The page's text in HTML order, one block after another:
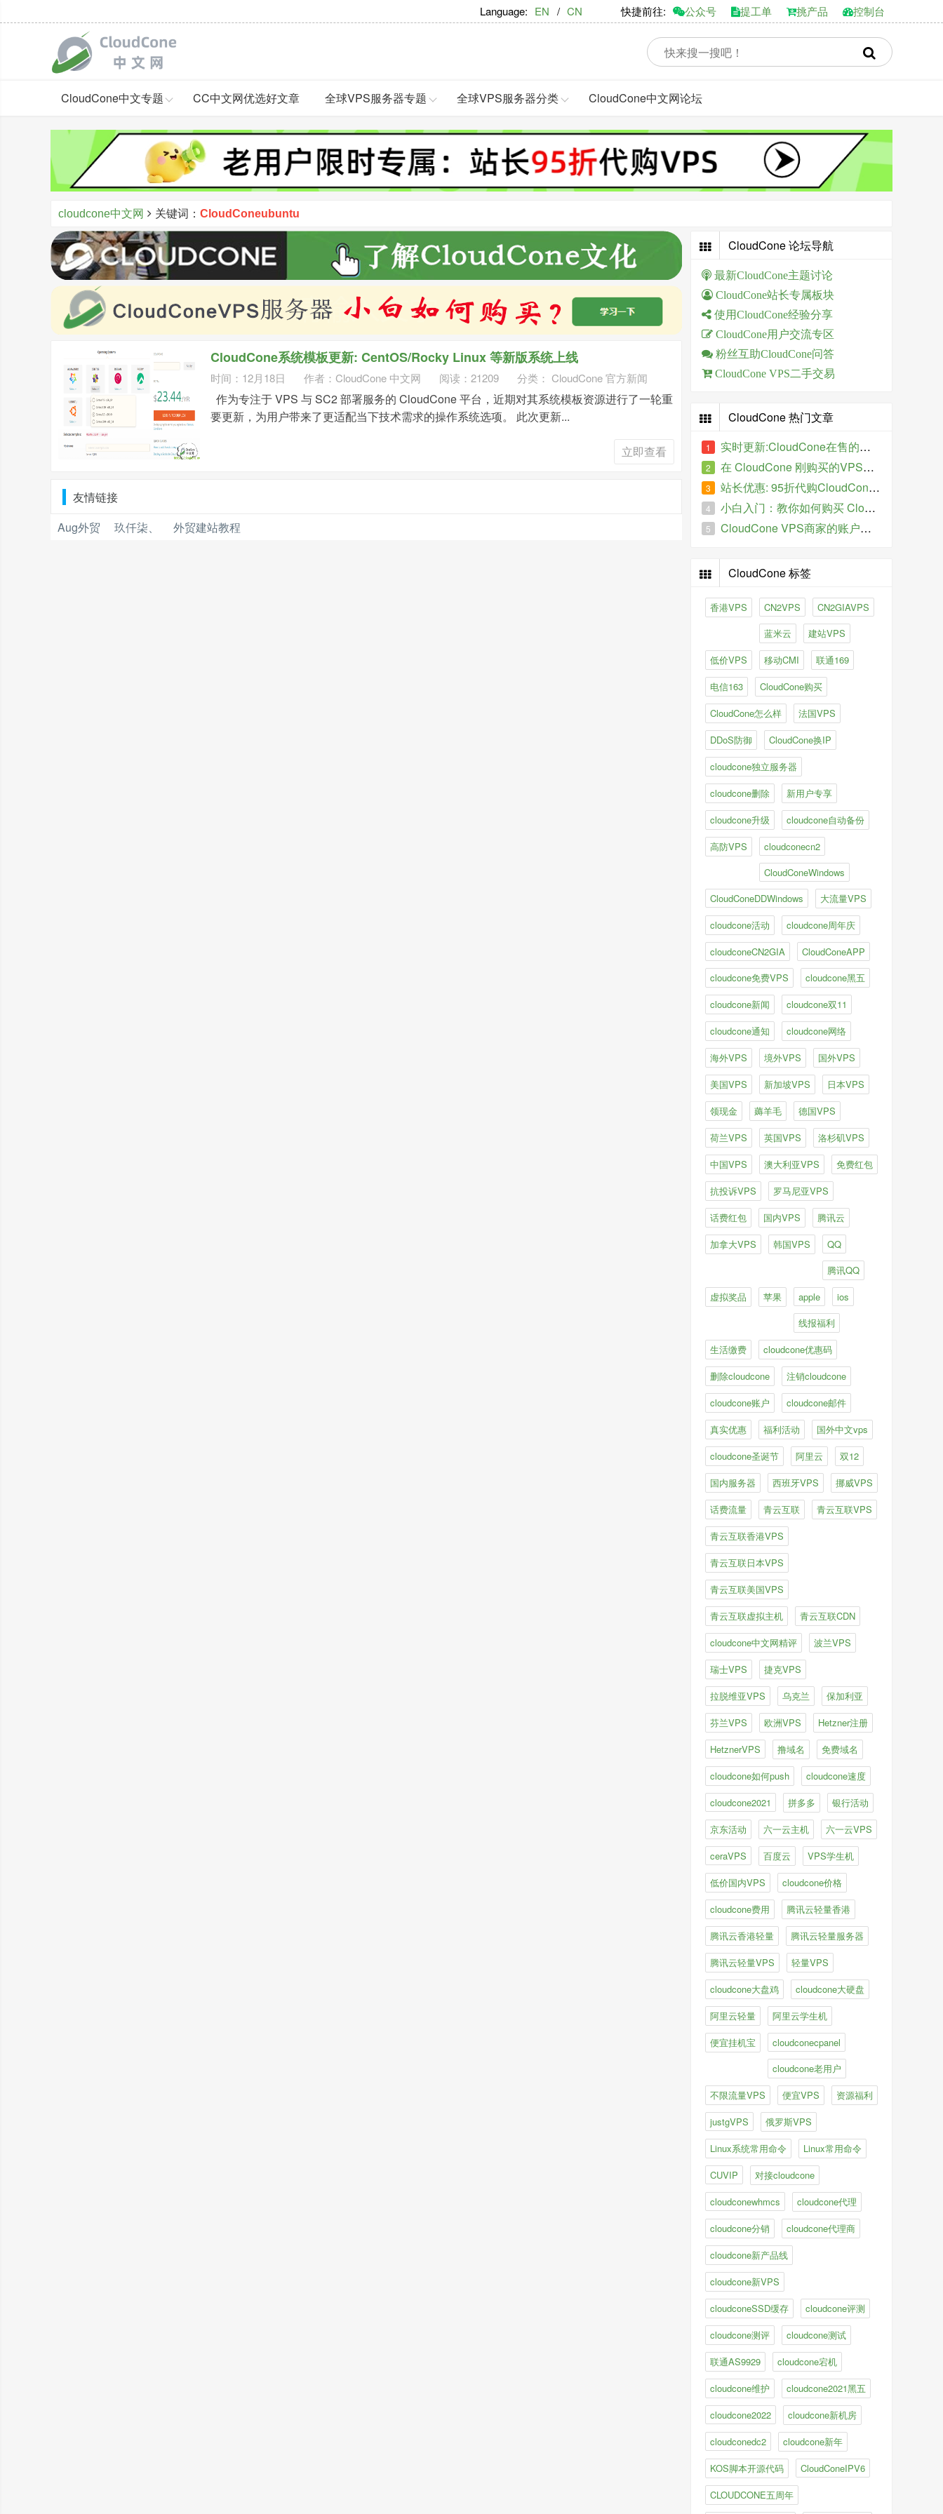
Language: EN / CN 快捷前往: 公众号 提工单 挑产品 控制台
CloudCone中文专题 CC中文网优选好文章 全球VPS服务器专题 全球VPS服务器分类 CloudCone中文网论坛
cloudcone中文网 关键词： CloudConeubuntu
CloudCone系统模板更新: CentOS/Rocky Linux 等新版系统上线
时间：12月18日 作者： CloudCone 中文网 阅读：21209 分类： CloudCone 官方新闻
作为专注于 VPS 与 SC2 部署服务的 CloudCone 平台，近期对其系统模板资源进行了一轮重
要更新，为用户带来了更适配当下技术需求的操作系统选项。 此次更新...
立即查看
友情链接
Aug外贸
玖仟柒、 外贸建站教程
CloudCone 论坛导航
最新CloudCone主题讨论
CloudCone站长专属板块
使用CloudCone经验分享
CloudCone用户交流专区
粉丝互助CloudCone问答
CloudCone VPS二手交易
CloudCone 热门文章
1 实时更新:CloudCone在售的特价VPS
2 在 CloudCone 刚购买的VPS服务器IP被墙了怎么办？
3 站长优惠: 95折代购CloudCone VPS
4 小白入门：教你如何购买 CloudCone 的VPS主机
5 CloudCone VPS商家的账户如何进行全额退款、提现操作？
CloudCone 标签
香港VPS CN2VPS
CN2GIAVPS
蓝米云
建站VPS
低价VPS
移动CMI
联通169
电信163
CloudCone购买
CloudCone怎么样
法国VPS
DDoS防御
CloudCone换IP
cloudcone独立服务器
cloudcone删除
新用户专享
cloudcone升级
cloudcone自动备份
高防VPS
cloudconecn2
CloudConeWindows
CloudConeDDWindows
大流量VPS
cloudcone活动
cloudcone周年庆
cloudconeCN2GIA
CloudConeAPP
cloudcone免费VPS
cloudcone黑五
cloudcone新闻
cloudcone双11
cloudcone通知
cloudcone网络
海外VPS
境外VPS
国外VPS
美国VPS
新加坡VPS
日本VPS
领现金
薅羊毛
德国VPS
荷兰VPS
英国VPS
洛杉矶VPS
中国VPS
澳大利亚VPS
免费红包
抗投诉VPS
罗马尼亚VPS
话费红包
国内VPS
腾讯云
加拿大VPS
韩国VPS
QQ
腾讯QQ
虚拟奖品
苹果 apple
ios
线报福利
生活缴费
cloudcone优惠码
删除cloudcone
注销cloudcone
cloudcone账户
cloudcone邮件
真实优惠
福利活动
国外中文vps
cloudcone圣诞节
阿里云
双12
国内服务器
西班牙VPS
挪威VPS
话费流量
青云互联
青云互联VPS
青云互联香港VPS
青云互联日本VPS
青云互联美国VPS
青云互联虚拟主机
青云互联CDN
cloudcone中文网精评
波兰VPS
瑞士VPS
捷克VPS
拉脱维亚VPS
乌克兰
保加利亚
芬兰VPS
欧洲VPS
Hetzner注册
HetznerVPS
撸域名
免费域名
cloudcone如何push
cloudcone速度
cloudcone2021
拼多多
银行活动
京东活动
六一云主机
六一云VPS
ceraVPS
百度云
VPS学生机
低价国内VPS
cloudcone价格
cloudcone费用
腾讯云轻量香港
腾讯云香港轻量
腾讯云轻量服务器
腾讯云轻量VPS
轻量VPS
cloudcone大盘鸡
cloudcone大硬盘
阿里云轻量
阿里云学生机
便宜挂机宝
cloudconecpanel
cloudcone老用户
不限流量VPS
便宜VPS
资源福利
justgVPS
俄罗斯VPS
Linux系统常用命令
Linux常用命令
CUVIP
对接cloudcone
cloudconewhmcs
cloudcone代理
cloudcone分销
cloudcone代理商
cloudcone新产品线
cloudcone新VPS
cloudconeSSD缓存
cloudcone评测
cloudcone测评
cloudcone测试
联通AS9929
cloudcone宕机
cloudcone维护
cloudcone2021黑五
cloudcone2022
cloudcone新机房
cloudconedc2
cloudcone新年
KOS脚本开源代码
CloudConeIPV6
CLOUDCONE五周年